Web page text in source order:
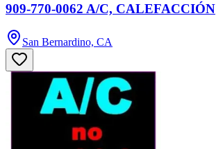
909-770-0062 A/C, CALEFACCIÓN
San Bernardino, CA